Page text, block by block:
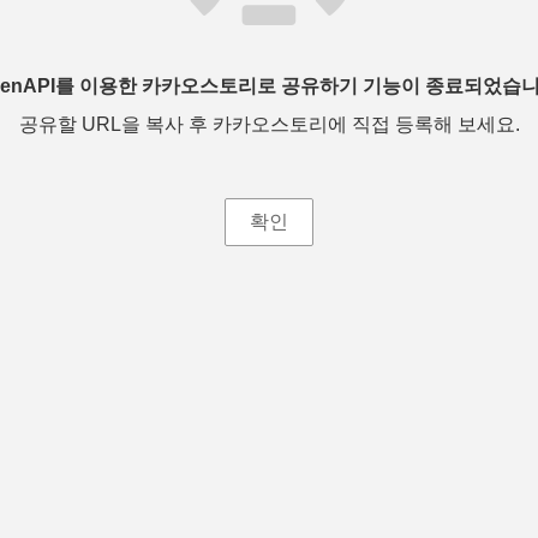
를 이용한 카카오스토리로 공유하기 기능이 종료되었습
공유할 URL을 복사 후 카카오스토리에 직접 등록해 보세요.
확인